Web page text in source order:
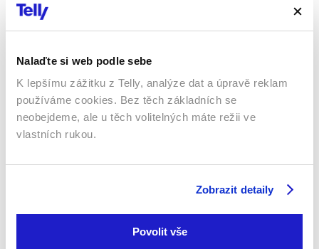
Nalaďte si web podle sebe
K lepšímu zážitku z Telly, analýze dat a úpravě reklam
používáme cookies. Bez těch základních se
neobejdeme, ale u těch volitelných máte režii ve
vlastních rukou.
Zobrazit detaily
Povolit vše
Xbox app
Set-top boxy Arris